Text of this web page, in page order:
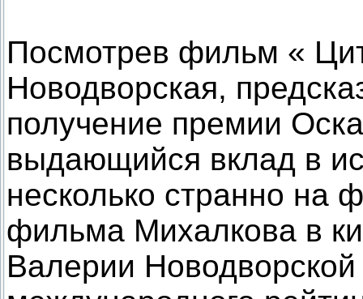
Посмотрев фильм «
Новодворская,
получение премии
выдающийся вклад в
несколько странно на
фильма Михалкова в
Валерии